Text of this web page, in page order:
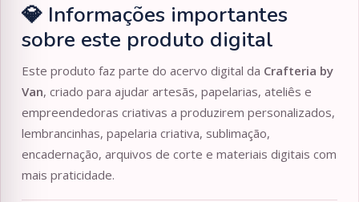
💎 Informações importantes
sobre este produto digital
Este produto faz parte do acervo digital da Crafteria by
Van, criado para ajudar artesãs, papelarias, ateliês e
empreendedoras criativas a produzirem personalizados,
lembrancinhas, papelaria criativa, sublimação,
encadernação, arquivos de corte e materiais digitais com
mais praticidade.